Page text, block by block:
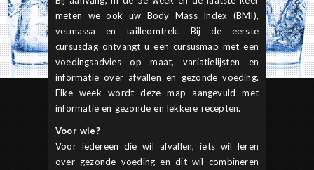
meten we ook uw Body Mass Index (BMI),
vetmassa en tailleomtrek. Bij de eerste
cursusdag ontvangt u een cursusmap met een
voedingsadvies op maat, variatielijsten en
informatie over afvallen en gezonde voeding.
Elke week wordt deze map aangevuld met
informatie en gezonde en lekkere recepten.
Voor wie?
Voor iedereen die wil afvallen, iets wil leren
over gezonde voeding en dit wil combineren